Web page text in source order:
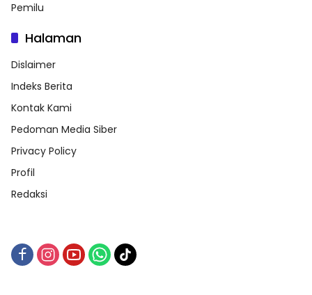
Pemilu
Halaman
Dislaimer
Indeks Berita
Kontak Kami
Pedoman Media Siber
Privacy Policy
Profil
Redaksi